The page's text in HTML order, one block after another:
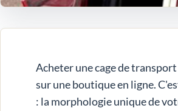
Acheter une cage de
sur une boutique en ligne.
: la morphologie unique de